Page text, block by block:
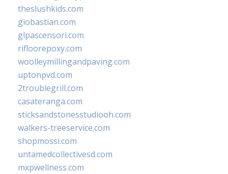
theslushkids.com
giobastian.com
glpascensori.com
rifloorepoxy.com
woolleymillingandpaving.com
uptonpvd.com
2troublegrill.com
casateranga.com
sticksandstonesstudiooh.com
walkers-treeservice.com
shopmossi.com
untamedcollectivesd.com
mxpwellness.com